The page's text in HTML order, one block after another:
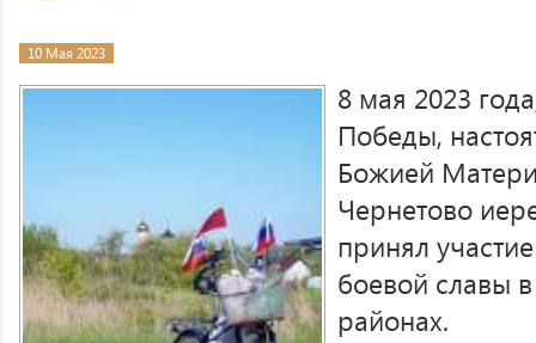
10 Мая 2023
8 мая 2023
Победы,
Божией
Чернетово
принял
боевой славы
районах.